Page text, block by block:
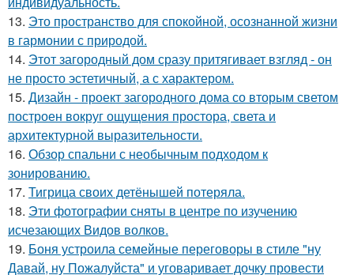
13. Это пространство для спокойной, осознанной жизни
в гармонии с природой.
14. Этот загородный дом сразу притягивает взгляд - он
не просто эстетичный, а с характером.
15. Дизайн - проект загородного дома со вторым светом
построен вокруг ощущения простора, света и
архитектурной выразительности.
16. Обзор спальни с необычным подходом к
зонированию.
17. Тигрица своих детёнышей потеряла.
18. Эти фотографии сняты в центре по изучению
исчезающих Видов волков.
19. Боня устроила семейные переговоры в стиле "ну
Давай, ну Пожалуйста" и уговаривает дочку провести